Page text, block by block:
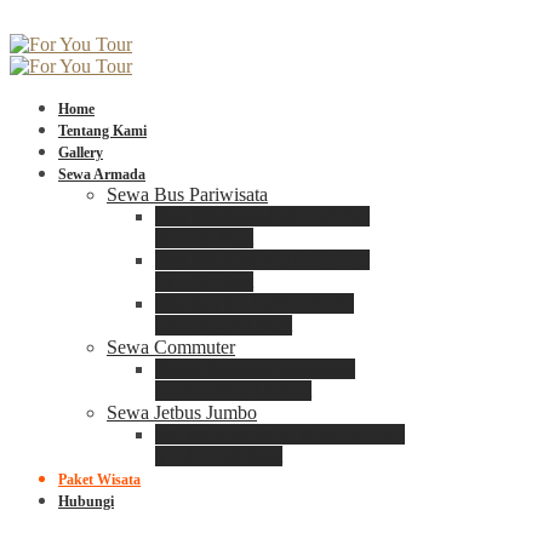
Home
Tentang Kami
Gallery
Sewa Armada
Sewa Bus Pariwisata
Sewa Commuter
Sewa Jetbus Jumbo
Paket Wisata
Hubungi